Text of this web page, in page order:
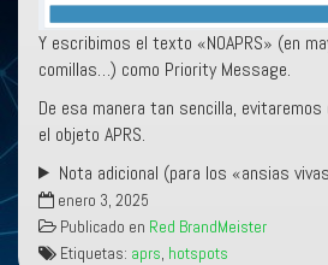
Y escribimos el texto «NOAPRS» (en
comillas…) como Priority Message.
De esa manera tan sencilla,
el objeto APRS.
Nota adicional (para los «ansias
enero 3, 2025
Publicado en Red BrandMeister
Etiquetas: aprs, hotspots